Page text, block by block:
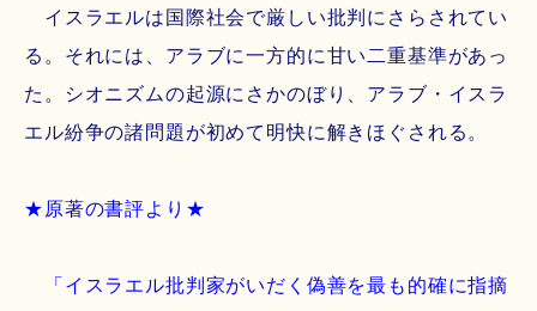
イスラエルは国際社会で厳しい批判にさらされてい
る。それには、アラブに一方的に甘い二重基準があっ
た。シオニズムの起源にさかのぼり、アラブ・イスラ
エル紛争の諸問題が初めて明快に解きほぐされる。
★原著の書評より★
「イスラエル批判家がいだく偽善を最も的確に指摘